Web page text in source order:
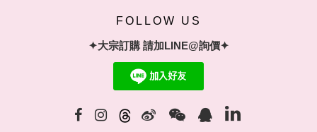
FOLLOW US
✦大宗訂購 請加LINE@詢價✦